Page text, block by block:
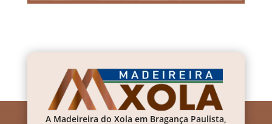
A Madeireira do Xola em Bragança Paulista,